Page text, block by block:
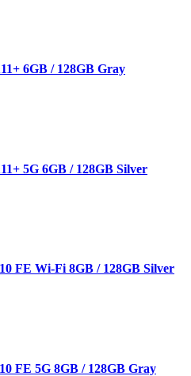
6GB / 128GB Gray
5G 6GB / 128GB Silver
FE Wi-Fi 8GB / 128GB Silver
FE 5G 8GB / 128GB Gray